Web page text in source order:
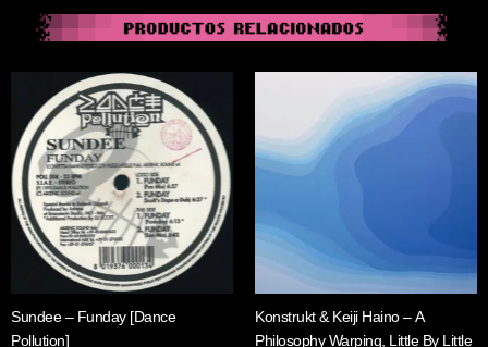
Sundee – Funday [Dance
Pollution]
Konstrukt & Keiji Haino – A
Philosophy Warping, Little By Little